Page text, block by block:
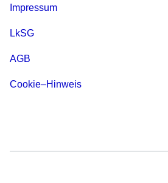
Impressum
LkSG
AGB
Cookie–Hinweis